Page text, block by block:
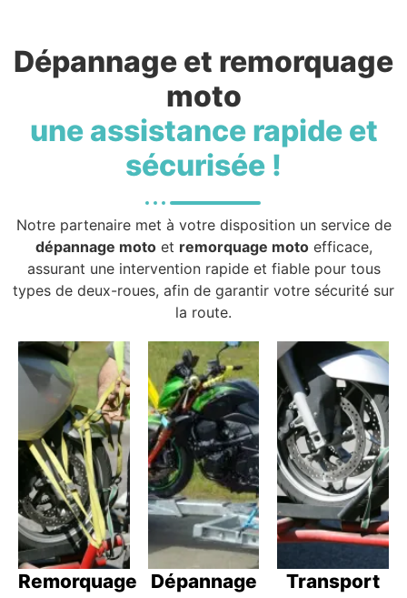
Dépannage et remorquage
moto
une assistance rapide et
sécurisée !
Notre partenaire met à votre disposition un service de
dépannage motoet remorquage motoefficace,
assurant une intervention rapide et fiable pour tous
types de deux-roues, afin de garantir votre sécurité sur
la route.
Remorquage
Dépannage
Transport